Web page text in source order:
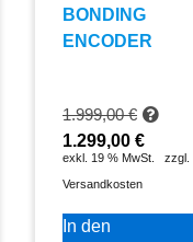
BONDING
ENCODER
1.999,00€
1.299,00 €
exkl. 19 % MwSt.
zzgl.
Versandkosten
In den